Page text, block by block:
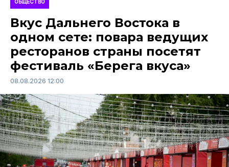
ОБЩЕСТВО
Вкус Дальнего Востока в
одном сете: повара ведущих
ресторанов страны посетят
фестиваль «Берега вкуса»
08.08.2026 12:00